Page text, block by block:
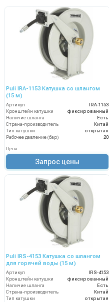
Puli IRA-1153 Катушка со шлангом
(15 м)
Артикул
IRA-1153
Кронштейн катушки
фиксированный
Наличие шланга
Есть
Страна-производитель
Китай
Тип катушки
открытая
Рабочее давление (бар)
20
Цена
Запрос цены
Puli IRS-4153 Катушка со шлангом
для горячей воды (15 м)
Артикул
IRS-4153
Кронштейн катушки
фиксированный
Наличие шланга
Есть
Страна-производитель
Китай
Тип катушки
открытая